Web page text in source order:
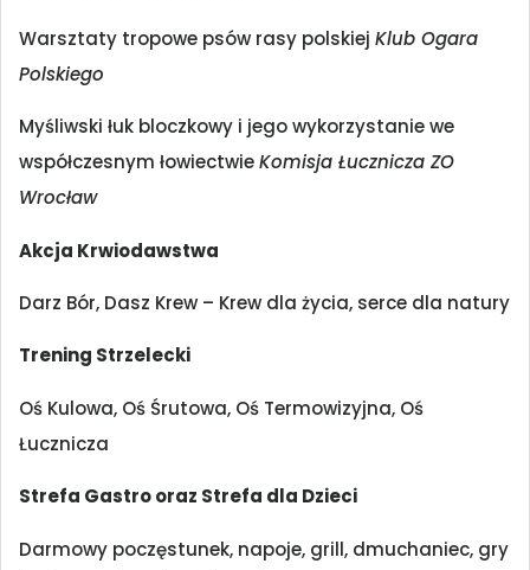
Warsztaty tropowe psów rasy polskiej Klub Ogara
Polskiego
Myśliwski łuk bloczkowy i jego wykorzystanie we
współczesnym łowiectwieKomisja Łucznicza ZO
Wrocław
Akcja Krwiodawstwa
Darz Bór, Dasz Krew – Krew dla życia, serce dla natury
Trening Strzelecki
Oś Kulowa, Oś Śrutowa, Oś Termowizyjna, Oś
Łucznicza
Strefa Gastro oraz Strefa dla Dzieci
Darmowy poczęstunek, napoje, grill, dmuchaniec, gry